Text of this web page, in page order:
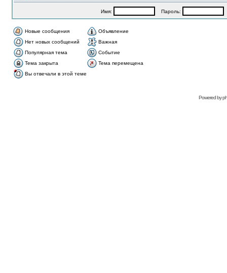
Имя: Пароль:
Новые сообщения
Объявление
Нет новых сообщений
Важная
Популярная тема
Событие
Тема закрыта
Тема перемещена
Вы отвечали в этой теме
Рowered bу